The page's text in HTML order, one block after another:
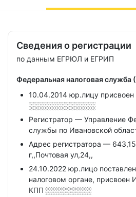
Сведения о регистрации
по данным ЕГРЮЛ и ЕГРИП
Федеральная налоговая служба
10.04.2014 юр.лицу
░░░░░░░░░░░░░
Регистратор — Управление
службы по Ивановской
Адрес регистратора —
г,,Почтовая ул,24,,
24.10.2022 юр.лицо
налоговом органе, присвоен
КПП ░░░░░░░░░